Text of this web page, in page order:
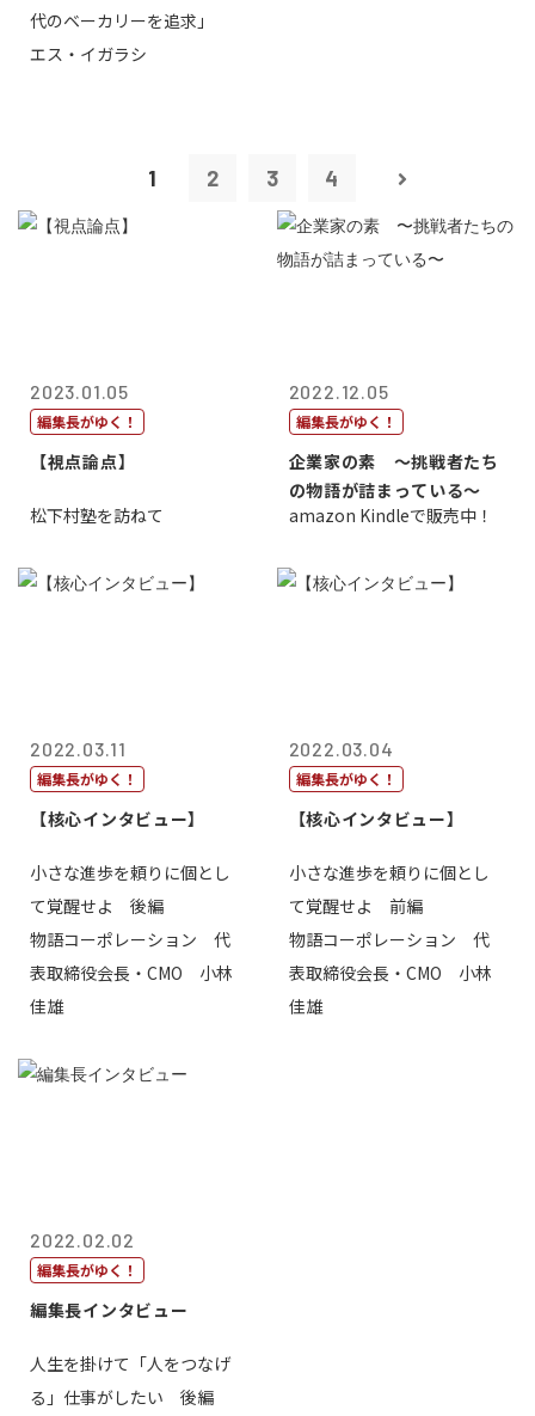
代のベーカリーを追求」
エス・イガラシ
1 2 3 4
2023.01.05
編集長がゆく！
【視点論点】
松下村塾を訪ねて
2022.12.05
編集長がゆく！
企業家の素 〜挑戦者たち
の物語が詰まっている〜
amazon Kindleで販売中！
2022.03.11
編集長がゆく！
【核心インタビュー】
小さな進歩を頼りに個とし
て覚醒せよ 後編
物語コーポレーション 代
表取締役会長・CMO 小林
佳雄
2022.03.04
編集長がゆく！
【核心インタビュー】
小さな進歩を頼りに個とし
て覚醒せよ 前編
物語コーポレーション 代
表取締役会長・CMO 小林
佳雄
2022.02.02
編集長がゆく！
編集長インタビュー
人生を掛けて「人をつなげ
る」仕事がしたい 後編